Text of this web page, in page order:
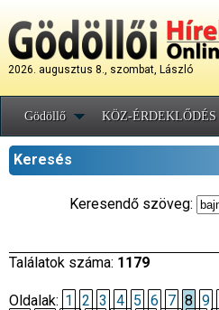
2026. augusztus 8., szombat, László
Gödöllő KÖZ-ÉRDEKLŐDÉS
Keresés
Keresendő szöveg:
Találatok száma: 1179
Oldalak: 1 2 3 4 5 6 7 8 9